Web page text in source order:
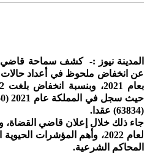
المدينة نيوز :- كشف سماحة قاضي
(63834) عقدا.
جاء ذلك خلال إعلان قاضي القضاة،
لعام 2022، وأهم المؤشرات
المحاكم الشرعية.